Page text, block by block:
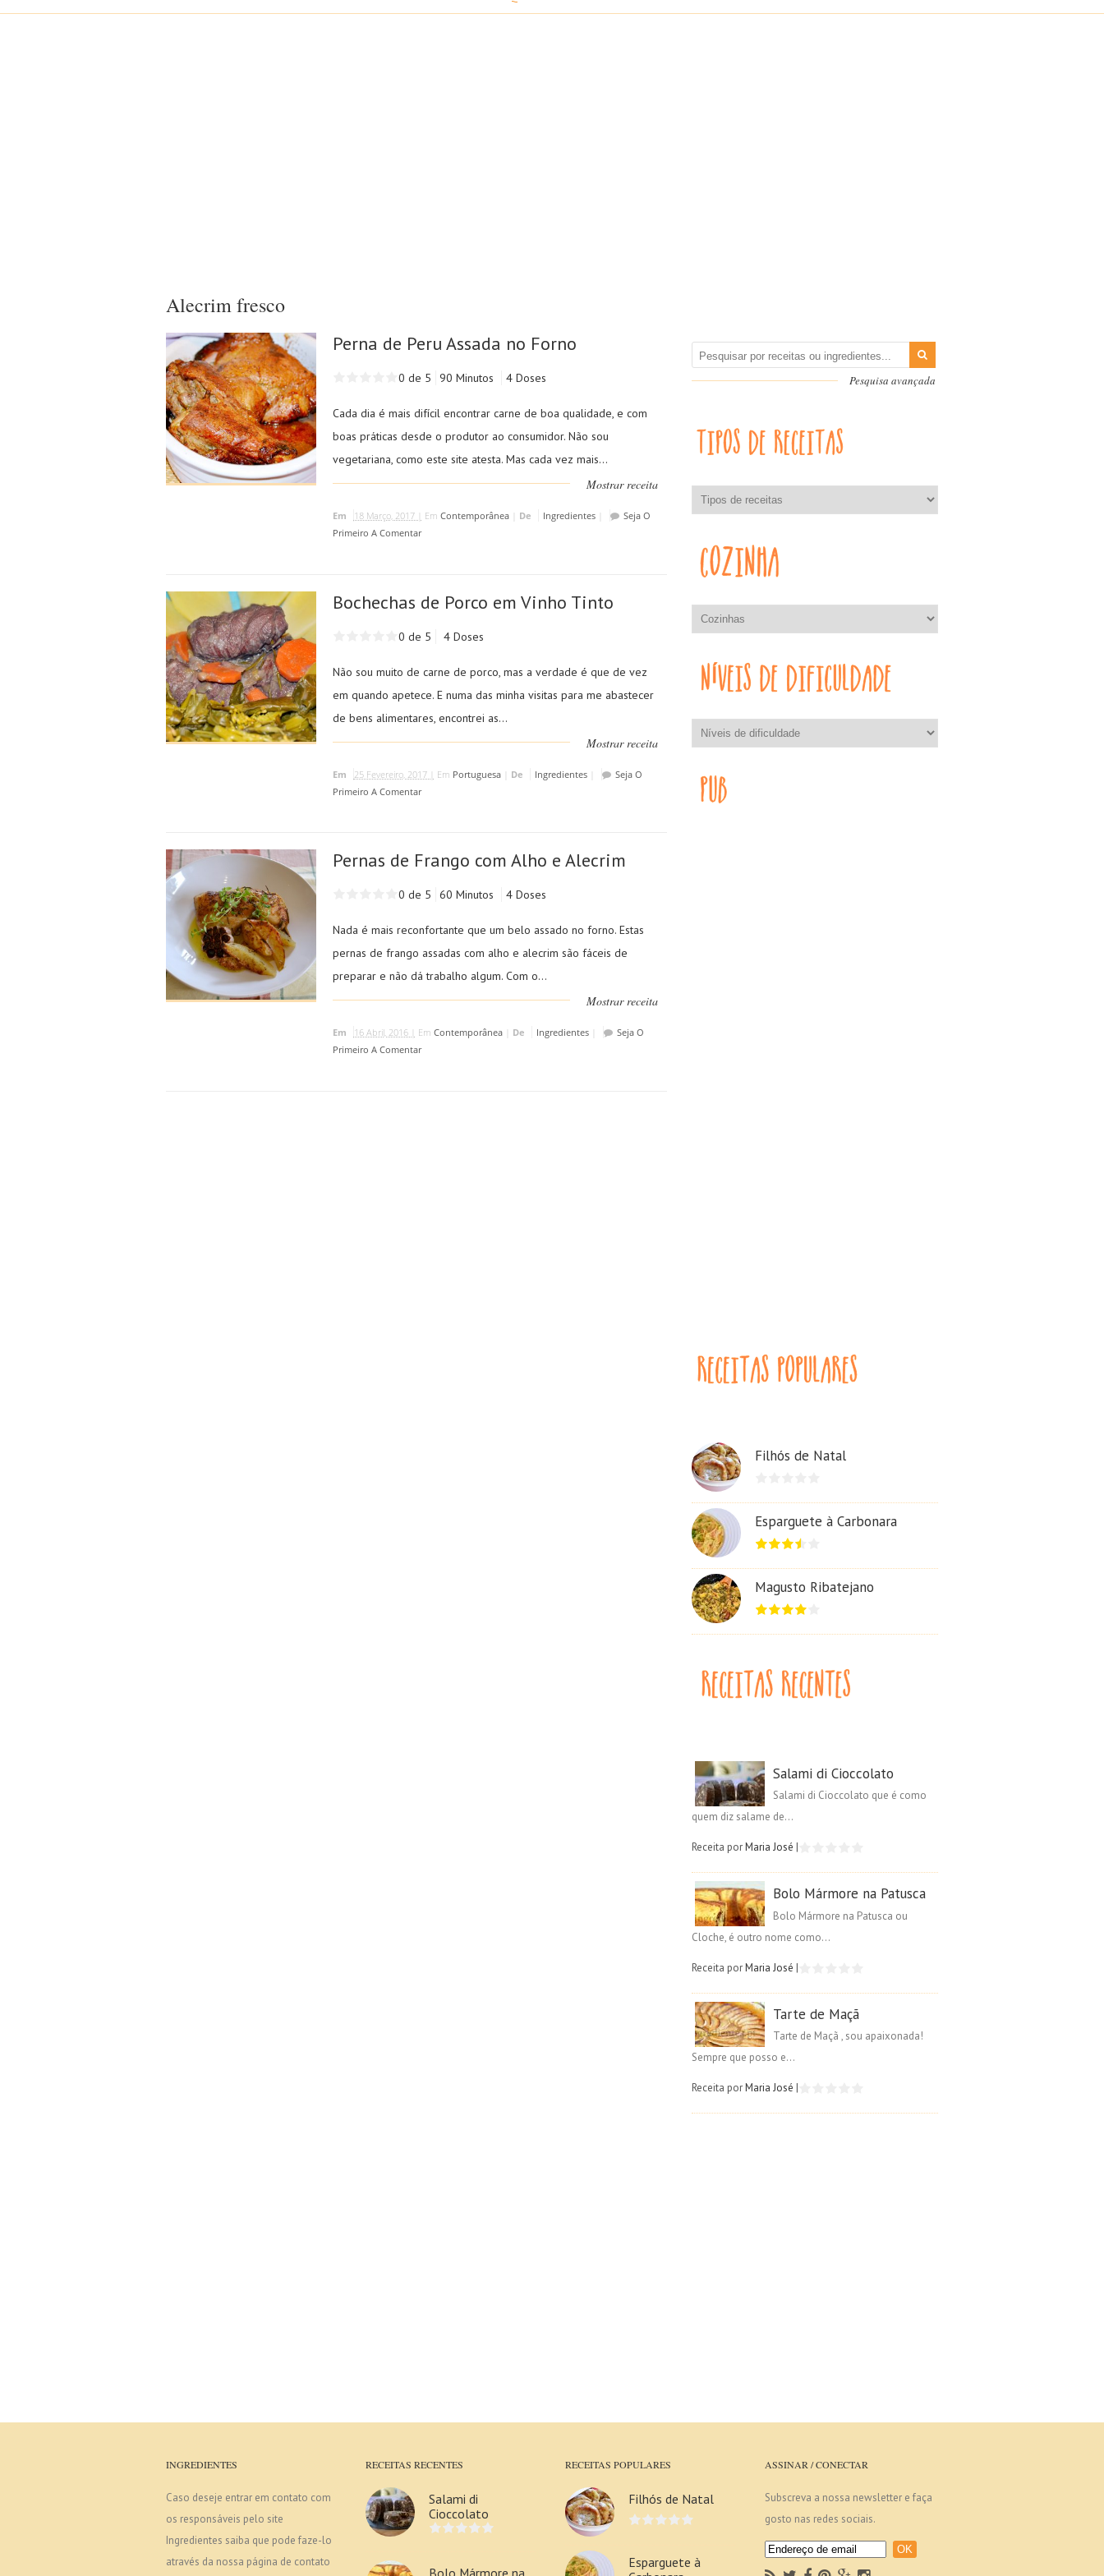
Alecrim fresco
Perna de Peru Assada no Forno
0 de 5 90 Minutos 4 Doses
Cada dia é mais difícil encontrar carne de boa qualidade, e com
boas práticas desde o produtor ao consumidor. Não sou
vegetariana, como este site atesta. Mas cada vez mais...
Mostrar receita
Em 18 Março, 2017 | Em Contemporânea| De Ingredientes|
Seja O
Primeiro A Comentar
Bochechas de Porco em Vinho Tinto
0 de 5 4 Doses
Não sou muito de carne de porco, mas a verdade é que de vez
em quando apetece. E numa das minha visitas para me abastecer
de bens alimentares, encontrei as...
Mostrar receita
Em 25 Fevereiro, 2017 | Em Portuguesa| De Ingredientes|
Seja O
Primeiro A Comentar
Pernas de Frango com Alho e Alecrim
0 de 5 60 Minutos 4 Doses
Nada é mais reconfortante que um belo assado no forno. Estas
pernas de frango assadas com alho e alecrim são fáceis de
preparar e não dá trabalho algum. Com o...
Mostrar receita
Em 16 Abril, 2016 | Em Contemporânea| De Ingredientes|
Seja O
Primeiro A Comentar
Pesquisa avançada
Filhós de Natal
Esparguete à Carbonara
Magusto Ribatejano
Salami di Cioccolato
Salami di Cioccolato que é como
quem diz salame de...
Receita porMaria José |
Bolo Mármore na Patusca
Bolo Mármore na Patusca ou
Cloche, é outro nome como...
Receita porMaria José |
Tarte de Maçã
Tarte de Maçã , sou apaixonada!
Sempre que posso e...
Receita porMaria José |
INGREDIENTES
Caso deseje entrar em contato com
os responsáveis pelo site
Ingredientes saiba que pode faze-lo
através da nossa página de contato
RECEITAS RECENTES
Salami di
Cioccolato
Bolo Mármore na
RECEITAS POPULARES
Filhós de Natal
Esparguete à
ASSINAR / CONECTAR
Subscreva a nossa newsletter e faça
gosto nas redes sociais.